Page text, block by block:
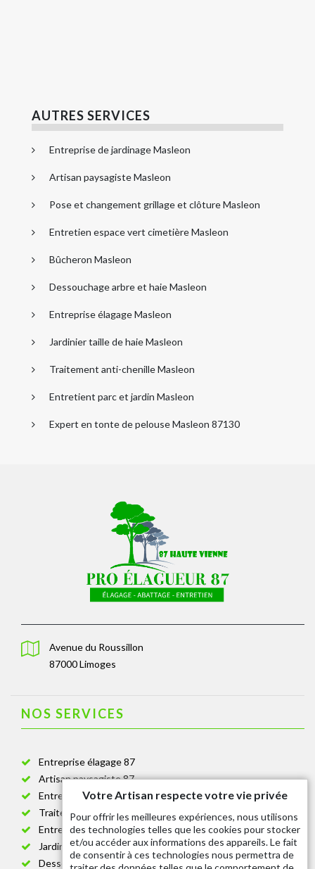
AUTRES SERVICES
Entreprise de jardinage Masleon
Artisan paysagiste Masleon
Pose et changement grillage et clôture Masleon
Entretien espace vert cimetière Masleon
Bûcheron Masleon
Dessouchage arbre et haie Masleon
Entreprise élagage Masleon
Jardinier taille de haie Masleon
Traitement anti-chenille Masleon
Entretient parc et jardin Masleon
Expert en tonte de pelouse Masleon 87130
Avenue du Roussillon
87000 Limoges
NOS SERVICES
Entreprise élagage 87
Artisan paysagiste 87
Entreprise de jardinage 87
Traitement anti-chenille 87
Entreprise abattage arbre 87
Jardinier taille de haie 87
Dessouchage arbre et haie 87
Votre Artisan respecte votre vie privée
Pour offrir les meilleures expériences, nous utilisons
des technologies telles que les cookies pour stocker
et/ou accéder aux informations des appareils. Le fait
de consentir à ces technologies nous permettra de